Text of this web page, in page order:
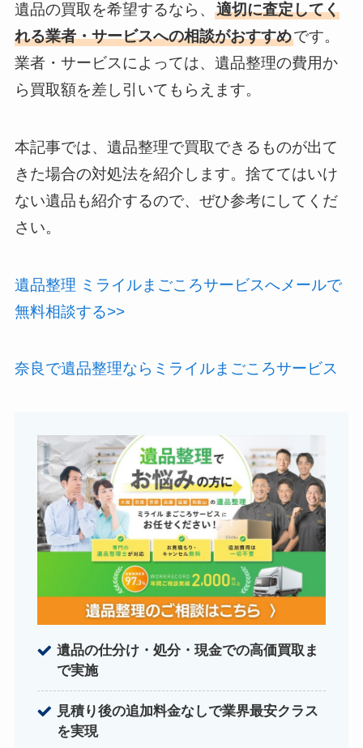
遺品の買取を希望するなら、 適切に査定してく
れる業者・サービスへの相談がおすすめです。
業者・サービスによっては、遺品整理の費用か
ら買取額を差し引いてもらえます。
本記事では、遺品整理で買取できるものが出て
きた場合の対処法を紹介します。捨ててはいけ
ない遺品も紹介するので、ぜひ参考にしてくだ
さい。
遺品整理 ミライルまごころサービスへメールで
無料相談する>>
奈良で遺品整理ならミライルまごころサービス
遺品の仕分け・処分・現金での高価買取ま
で実施
見積り後の追加料金なしで業界最安クラス
を実現